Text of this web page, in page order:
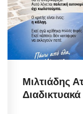
Μιλτιάδης